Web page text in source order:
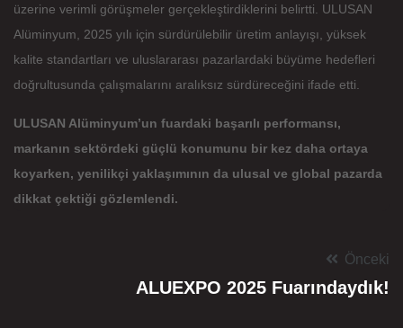
üzerine verimli görüşmeler gerçekleştirdiklerini belirtti. ULUSAN
Alüminyum, 2025 yılı için sürdürülebilir üretim anlayışı, yüksek
kalite standartları ve uluslararası pazarlardaki büyüme hedefleri
doğrultusunda çalışmalarını aralıksız sürdüreceğini ifade etti.
ULUSAN Alüminyum’un fuardaki başarılı performansı,
markanın sektördeki güçlü konumunu bir kez daha ortaya
koyarken, yenilikçi yaklaşımının da ulusal ve global pazarda
dikkat çektiği gözlemlendi.
Önceki
ALUEXPO 2025 Fuarındaydık!